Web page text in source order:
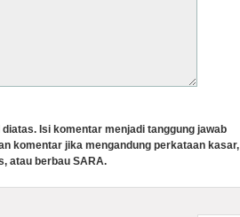
Isi komentar menjadi tanggung jawab
komentar jika mengandung perkataan kasar,
atau berbau SARA.